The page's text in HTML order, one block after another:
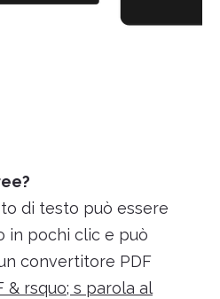
di testo può essere
in pochi clic e può
convertitore PDF
& rsquo; s parola al